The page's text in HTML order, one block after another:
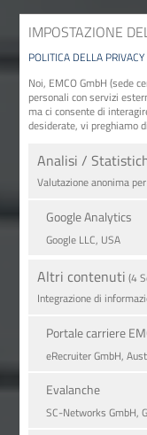
IMPOSTAZIONE
POLITICA DELLA PRIVACY
Noi, EMCO GmbH (sede
personali con servizi
ma ci consente di
desiderate, vi preghiamo
Analisi /
Valutazione anonima
Google Analytics
Google LLC, USA
Altri contenuti (4
Integrazione di
Portale carriere
eRecruiter GmbH,
Evalanche
SC-Networks GmbH,